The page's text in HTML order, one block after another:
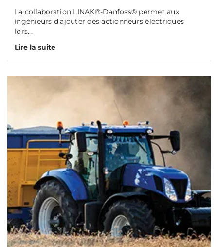
La collaboration LINAK®-Danfoss® permet aux
ingénieurs d’ajouter des actionneurs électriques
lors...
Lire la suite